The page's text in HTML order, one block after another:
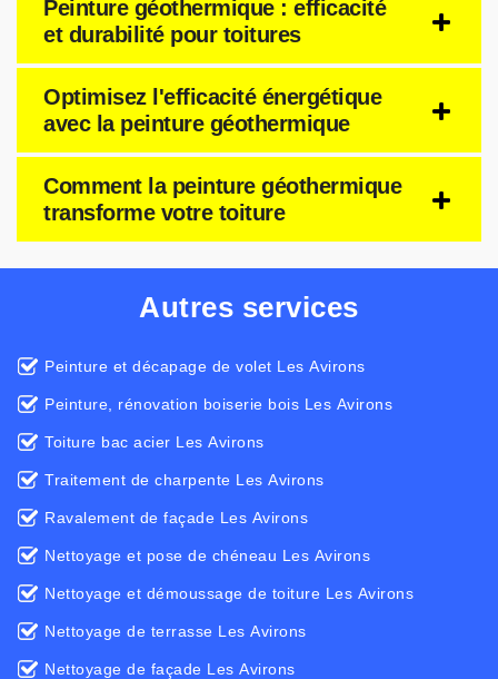
Peinture géothermique : efficacité
et durabilité pour toitures
Optimisez l'efficacité énergétique
avec la peinture géothermique
Comment la peinture géothermique
transforme votre toiture
Autres services
Peinture et décapage de volet Les Avirons
Peinture, rénovation boiserie bois Les Avirons
Toiture bac acier Les Avirons
Traitement de charpente Les Avirons
Ravalement de façade Les Avirons
Nettoyage et pose de chéneau Les Avirons
Nettoyage et démoussage de toiture Les Avirons
Nettoyage de terrasse Les Avirons
Nettoyage de façade Les Avirons